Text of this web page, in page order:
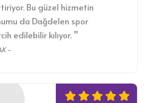
Bu güzel hizmetin
da Dağdelen spor
edilebilir kılıyor. ”
-